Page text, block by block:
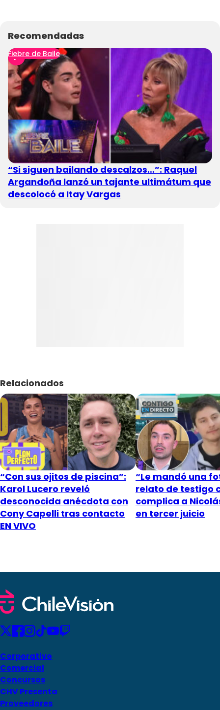
Recomendadas
Fiebre de Baile
“Si siguen bailando descalzos…”: Raquel
Argandoña lanzó un tajante ultimátum que
descolocó a Itay Vargas
Relacionados
“Con sus ojitos de piscina”:
Karol Lucero reveló
desconocida anécdota con
Cony Capelli tras contacto
EN VIVO
“Le mandó una
relato de testigo
complica a
en tercer juicio
Corporativo
Comercial
Concursos
CHV Presenta
Proveedores